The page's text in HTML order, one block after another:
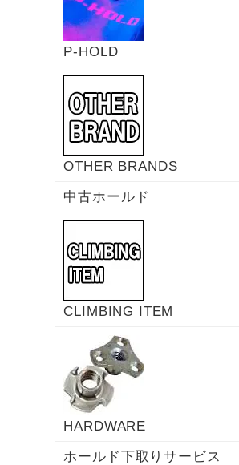
P-HOLD
OTHER BRANDS
中古ホールド
CLIMBING ITEM
HARDWARE
ホールド下取りサービス